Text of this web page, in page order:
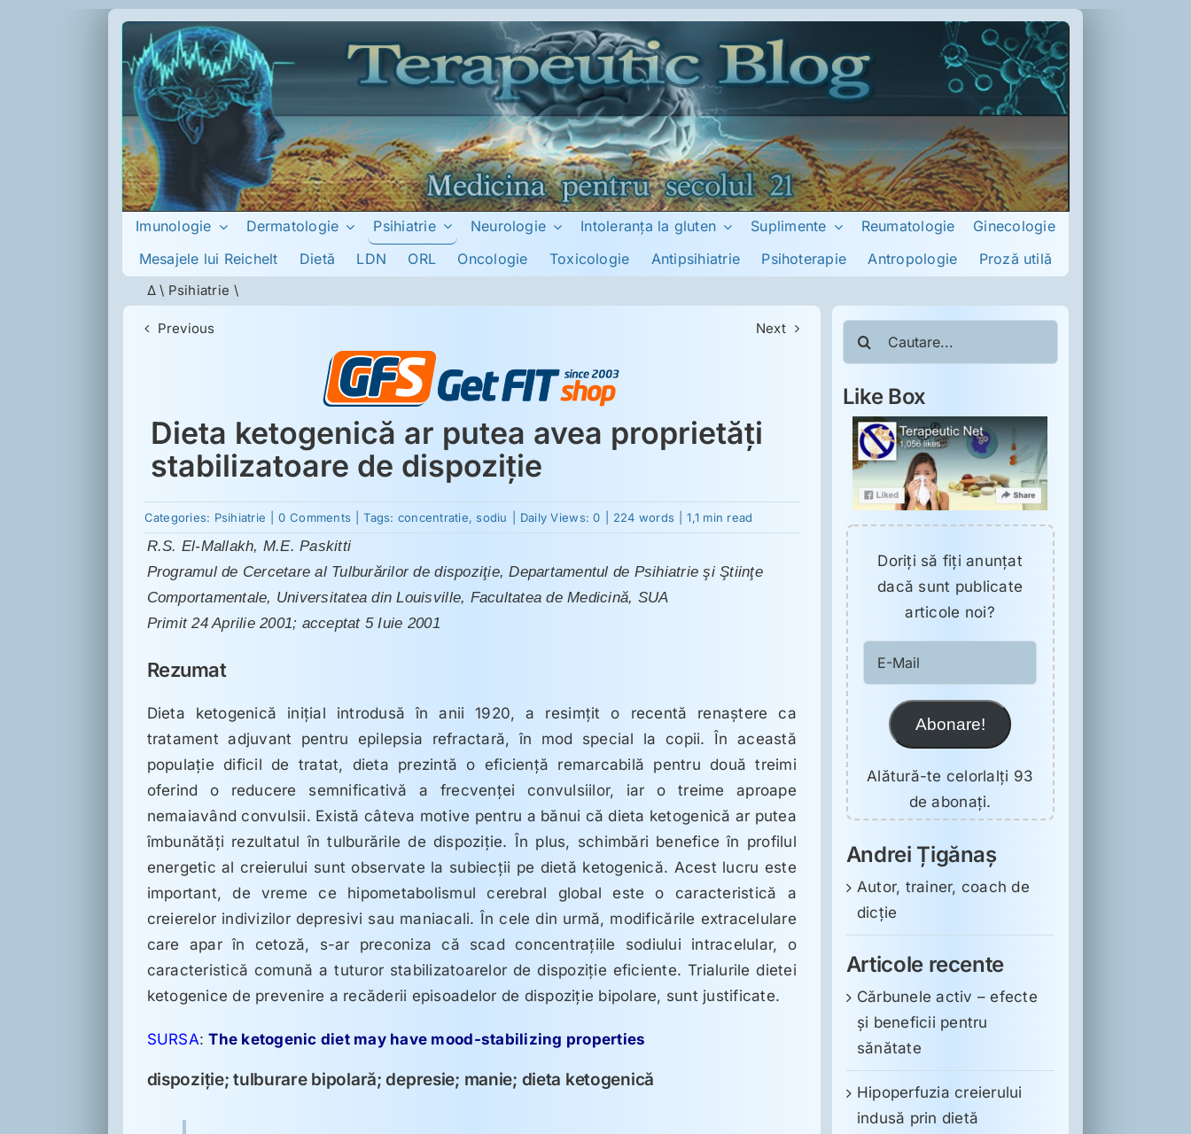
Imunologie Dermatologie Psihiatrie Neurologie Intoleranţa la gluten Suplimente Reumatologie
Ginecologie
Mesajele lui Reichelt
Dietă LDN ORL Oncologie Toxicologie Antipsihiatrie Psihoterapie Antropologie Proză utilă
Δ \ Psihiatrie \
Previous Next
Dieta ketogenică ar putea avea proprietăţi
stabilizatoare de dispoziţie
Categories: Psihiatrie 0 Comments on
ketogenică
putea
proprietăţi
stabilizatoare
de
Tags: concentratie, sodiu Daily Views: 0 224 words 1,1 min read
R.S. El-Mallakh, M.E. Paskitti
Programul de Cercetare al Tulburărilor de dispoziţie, Departamentul de Psihiatrie şi Ştiinţe
Comportamentale, Universitatea din Louisville, Facultatea de Medicină, SUA
Primit 24 Aprilie 2001; acceptat 5 Iuie 2001
Rezumat
Dieta ketogenică iniţial introdusă în anii 1920, a resimţit o recentă renaştere ca
tratament adjuvant pentru epilepsia refractară, în mod special la copii. În această
populaţie dificil de tratat, dieta prezintă o eficienţă remarcabilă pentru două treimi
oferind o reducere semnificativă a frecvenţei convulsiilor, iar o treime aproape
nemaiavând convulsii. Există câteva motive pentru a bănui că dieta ketogenică ar putea
îmbunătăţi rezultatul în tulburările de dispoziţie. În plus, schimbări benefice în profilul
energetic al creierului sunt observate la subiecţii pe dietă ketogenică. Acest lucru este
important, de vreme ce hipometabolismul cerebral global este o caracteristică a
creierelor indivizilor depresivi sau maniacali. În cele din urmă, modificările extracelulare
care apar în cetoză, s-ar preconiza că scad concentraţiile sodiului intracelular, o
caracteristică comună a tuturor stabilizatoarelor de dispoziţie eficiente. Trialurile dietei
ketogenice de prevenire a recăderii episoadelor de dispoziţie bipolare, sunt justificate.
SURSA:The ketogenic diet may have mood-stabilizing properties
dispoziţie; tulburare bipolară; depresie; manie; dieta ketogenică
Like Box
Doriţi să fiţi anunţat
dacă sunt publicate
articole noi?
Mail
Abonare!
Alătură-te celorlalți 93
de abonați.
Andrei Țigănaș
Autor, trainer, coach de
dicție
Articole recente
Cărbunele activ – efecte
și beneficii pentru
sănătate
Hipoperfuzia creierului
indusă prin dietă